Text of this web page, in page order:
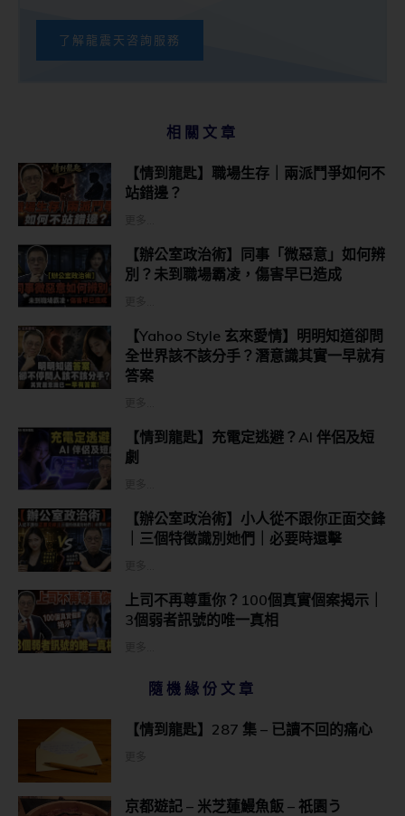
了解龍震天咨詢服務
相關文章
【情到龍匙】職場生存｜兩派鬥爭如何不
站錯邊？
【辦公室政治術】同事「微惡意」如何辨
別？未到職場霸凌，傷害早已造成
【Yahoo Style 玄來愛情】明明知道卻問
全世界該不該分手？潛意識其實一早就有
答案
【情到龍匙】充電定逃避？AI 伴侶及短
劇
【辦公室政治術】小人從不跟你正面交鋒
｜三個特徵識別她們｜必要時還擊
上司不再尊重你？100個真實個案揭示｜
3個弱者訊號的唯一真相
隨機緣份文章
【情到龍匙】287 集 – 已讀不回的痛心
京都遊記 – 米芝蓮鰻魚飯 – 祇園う